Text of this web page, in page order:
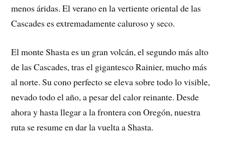
menos áridas. El verano en la vertiente oriental de las
Cascades es extremadamente caluroso y seco.
El monte Shasta es un gran volcán, el segundo más alto
de las Cascades, tras el gigantesco Rainier, mucho más
al norte. Su cono perfecto se eleva sobre todo lo visible,
nevado todo el año, a pesar del calor reinante. Desde
ahora y hasta llegar a la frontera con Oregón, nuestra
ruta se resume en dar la vuelta a Shasta.